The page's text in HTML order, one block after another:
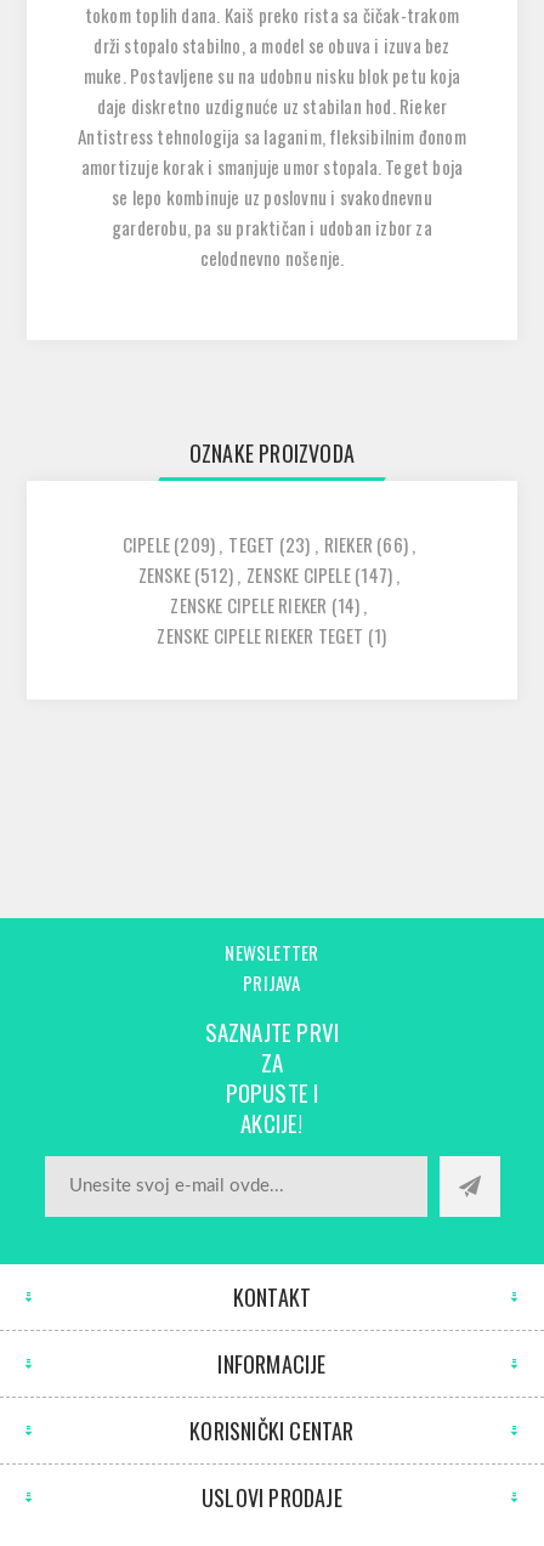
tokom toplih dana. Kaiš preko rista sa čičak-trakom
drži stopalo stabilno, a model se obuva i izuva bez
muke. Postavljene su na udobnu nisku blok petu koja
daje diskretno uzdignuće uz stabilan hod. Rieker
Antistress tehnologija sa laganim, fleksibilnim đonom
amortizuje korak i smanjuje umor stopala. Teget boja
se lepo kombinuje uz poslovnu i svakodnevnu
garderobu, pa su praktičan i udoban izbor za
celodnevno nošenje.
OZNAKE PROIZVODA
CIPELE(209), TEGET (23) , RIEKER (66),
ZENSKE(512), ZENSKE CIPELE(147),
ZENSKE CIPELE RIEKER (14),
ZENSKE CIPELE RIEKER TEGET (1)
NEWSLETTER
PRIJAVA
SAZNAJTE PRVI
ZA
POPUSTE I
AKCIJE!
KONTAKT
INFORMACIJE
KORISNIČKI CENTAR
USLOVI PRODAJE